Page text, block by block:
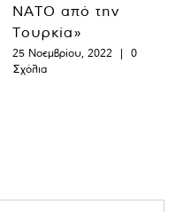
ΝΑΤΟ από την
Τουρκία»
25 Νοεμβρίου, 2022 |
0
Σχόλια